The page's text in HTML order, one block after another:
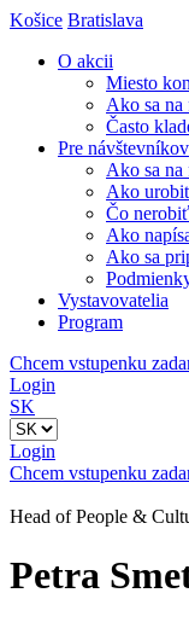
Košice Bratislava
O akcii
Miesto
Ako sa na
Často
Pre návštevníkov
Ako sa
Ako
Čo
Ako
Ako sa
Vystavovatelia
Program
Chcem vstupenku
Login
SK
Login
Chcem vstupenku
Head of People &
Petra